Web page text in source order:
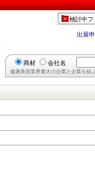
検討中フ
出展
商材 会社名
健康美容業界最大の企業と企業を結